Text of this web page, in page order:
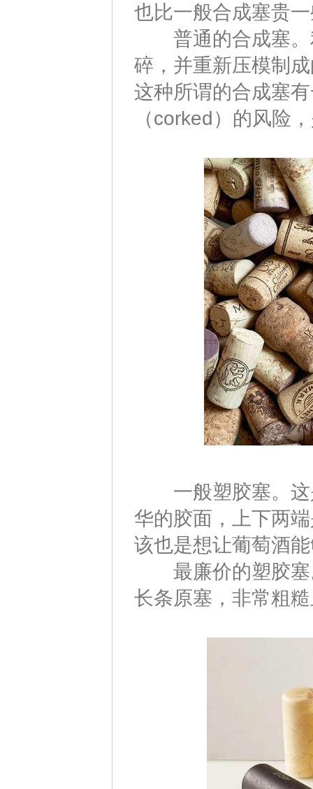
也比一般合成塞贵
普通的合成塞。
碎，并重新压模制
这种所谓的合成塞
（corked）的风险
一般塑胶塞。这
华的胶面，上下两
该也是想让葡萄酒
最廉价的塑胶塞
长条原塞，非常粗